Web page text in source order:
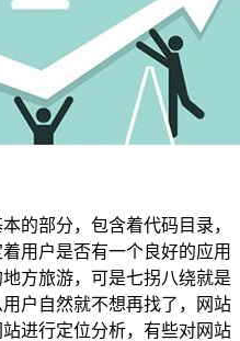
的部分，包含着代码目录，
用户是否有一个良好的应用
方旅游，可是七拐八绕就是
户自然就不想再找了，网站
进行定位分析，有些对网站